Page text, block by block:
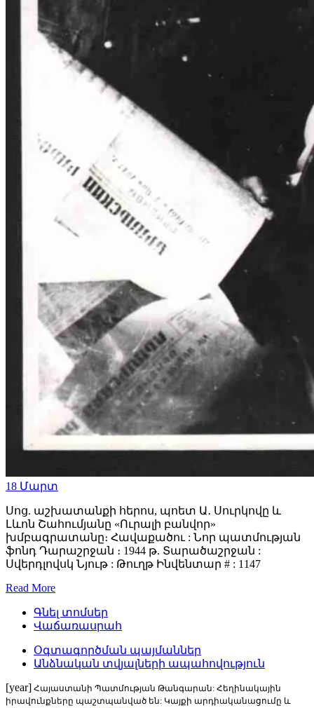
18 Մարտ
Սոց. աշխատանքի հերոս, պոետ Ա․ Սուրկովը և
Լևոն Շահումյանը «Ուրալի բանվոր»
խմբագրատանը։ Հավաքածու : Նոր պատմության
ֆոնդ Դարաշրջան ։ 1944 թ. Տարածաշրջան :
Սվերդլովսկ Նյութ : Թուղթ Ինվենտար # : 1147
Read More
Գնել տոմսեր
Վաճառասրահ
Օգտագործման պայմաններ
Անձնական տվյալների ապահովություն
[year] Հայաստանի Պատմության Թանգարան: Հեղինակային
իրավունքները պաշտպանված են: Կայքի արդիականացումը և